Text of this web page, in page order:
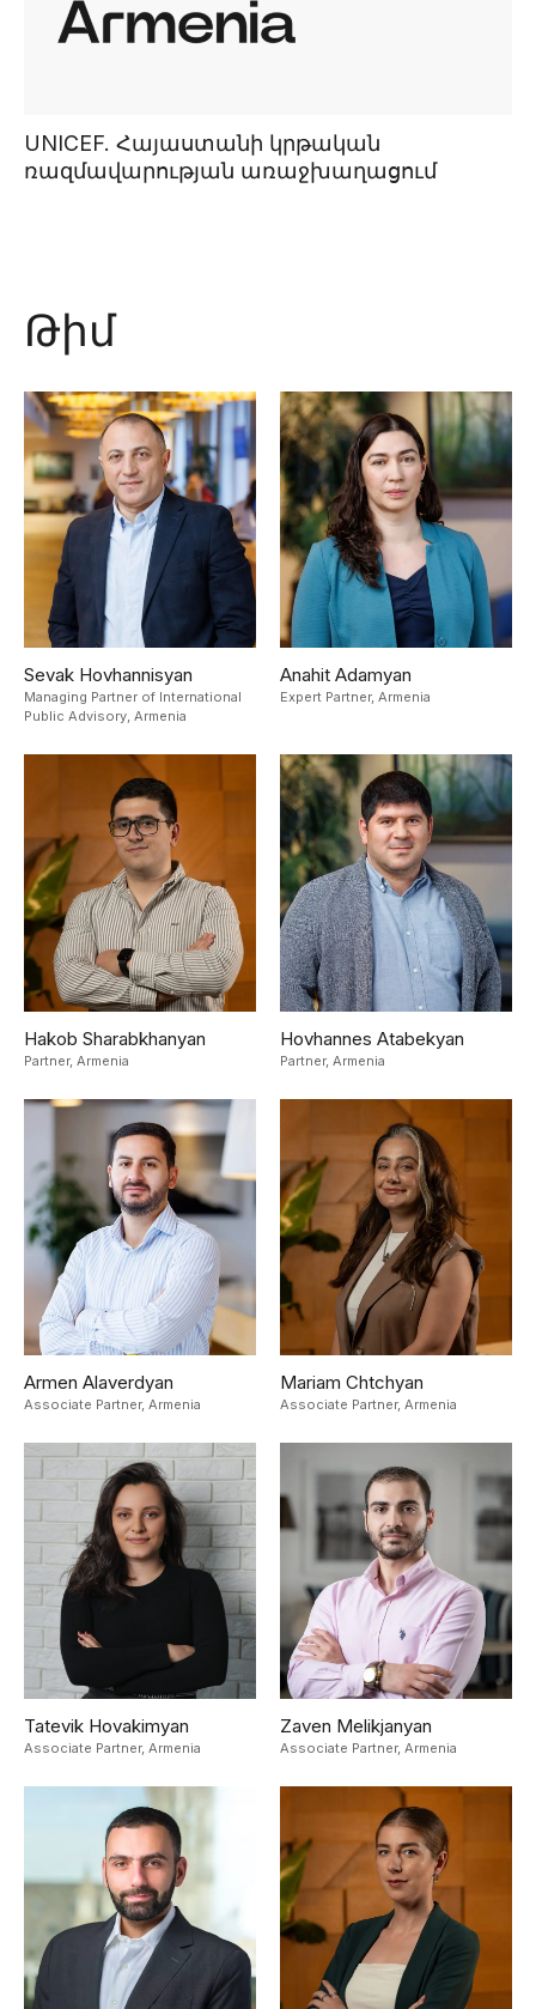
UNICEF. Հայաստանի կրթական
ռազմավարության առաջխաղացում
Թիմ
Sevak Hovhannisyan
Managing Partner of International
Public Advisory, Armenia
Anahit Adamyan
Expert Partner, Armenia
Hakob Sharabkhanyan
Partner, Armenia
Hovhannes Atabekyan
Partner, Armenia
Armen Alaverdyan
Associate Partner, Armenia
Mariam Chtchyan
Associate Partner, Armenia
Tatevik Hovakimyan
Associate Partner, Armenia
Zaven Melikjanyan
Associate Partner, Armenia